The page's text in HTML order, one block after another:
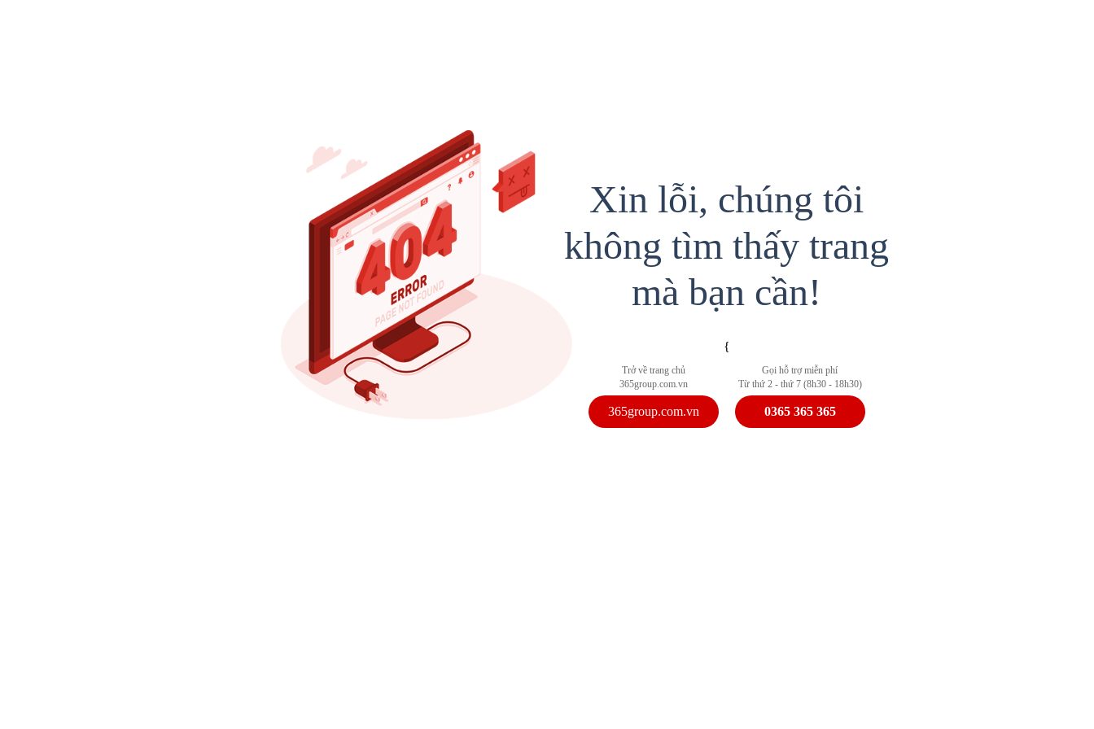
Xin lỗi, chúng tôi
không tìm thấy trang
mà bạn cần!
{
Trở về trang chủ
365group.com.vn
365group.com.vn
Gọi hỗ trợ miễn phí
Từ thứ 2 - thứ 7 (8h30 - 18h30)
0365 365 365